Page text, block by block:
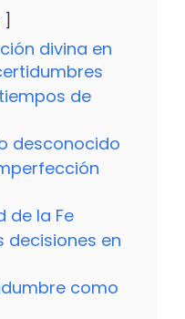
divina en
de
desconocido
de la Fe
decisiones en
como